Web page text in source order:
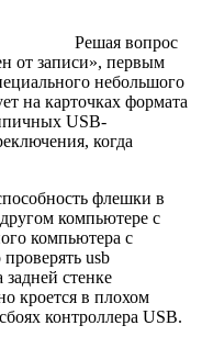
Решая вопрос
от записи», первым
небольшого
на карточках формата
USB-
когда
флешки в
компьютере c
компьютера с
usb
стенке
кроется в плохом
контроллера USB.